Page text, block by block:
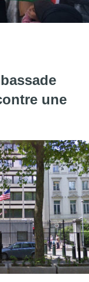
une